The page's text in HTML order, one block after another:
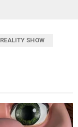
REALITY SHOW